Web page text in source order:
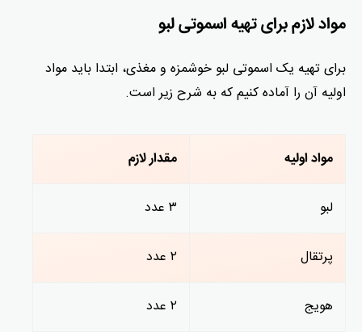
مواد لازم برای تهیه اسموتی لبو
برای تهیه یک اسموتی لبو خوشمزه و مغذی، ابتدا باید مواد
اولیه آن را آماده کنیم که به شرح زیر است.
مواد اولیه مقدار لازم
لبو ۳ عدد
پرتقال ۲ عدد
هویج ۲ عدد